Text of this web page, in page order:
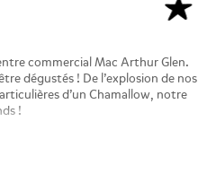
commercial Mac Arthur Glen.
dégustés ! De l’explosion de nos
d’un Chamallow, notre
!